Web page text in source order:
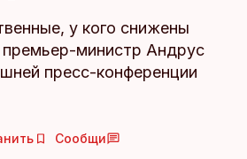
у кого снижены
премьер-министр Андрус
пресс-конференции
Сообщи